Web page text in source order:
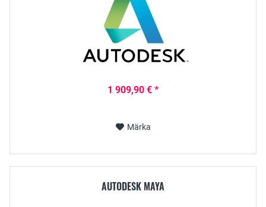
1 909,90 € *
Märka
AUTODESK MAYA